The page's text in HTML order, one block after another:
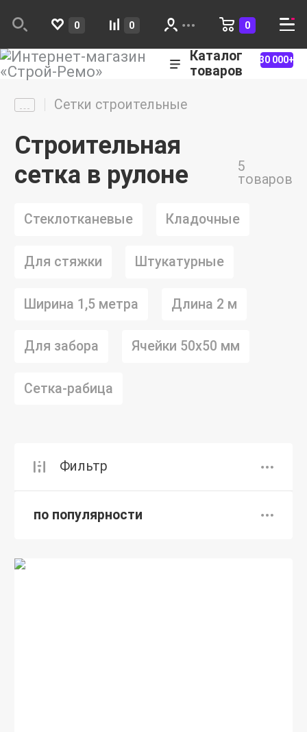
0 0 0
Каталог
товаров
30 000+
Сетки строительные
Строительная
сетка в рулоне
5
товаров
Стеклотканевые Кладочные
Для стяжки Штукатурные
Ширина 1,5 метра Длина 2 м
Для забора Ячейки 50х50 мм
Сетка-рабица
Фильтр
по популярности